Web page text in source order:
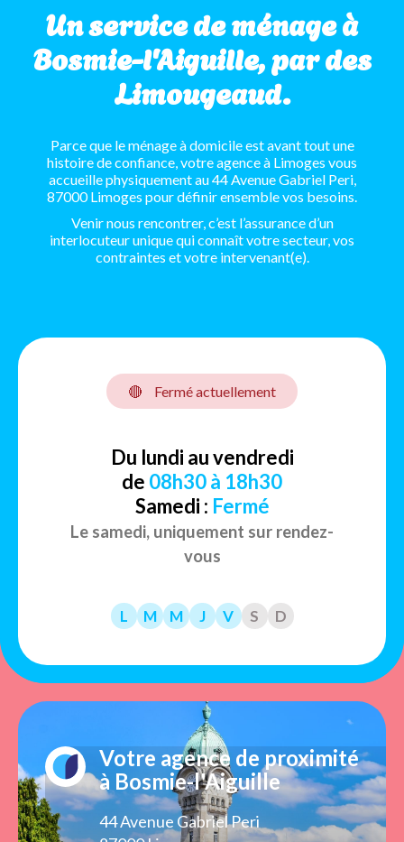
Un service de ménage à
Bosmie-l'Aiguille, par des
Limougeaud.
Parce que le ménage à domicile est avant tout une
histoire de confiance, votre agence à Limoges vous
accueille physiquement au 44 Avenue Gabriel Peri,
87000 Limoges pour définir ensemble vos besoins.
Venir nous rencontrer, c’est l’assurance d’un
interlocuteur unique qui connaît votre secteur, vos
contraintes et votre intervenant(e).
🔴 Fermé actuellement
Du lundi au vendredi
de 08h30 à 18h30
Samedi : Fermé
Le samedi, uniquement sur rendez-
vous
L M M J V S D
Votre agence de proximité
à Bosmie-l'Aiguille
44 Avenue Gabriel Peri